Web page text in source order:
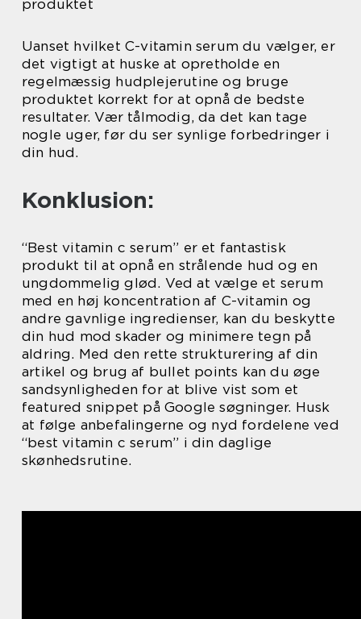
produktet
Uanset hvilket C-vitamin serum du vælger, er
det vigtigt at huske at opretholde en
regelmæssig hudplejerutine og bruge
produktet korrekt for at opnå de bedste
resultater. Vær tålmodig, da det kan tage
nogle uger, før du ser synlige forbedringer i
din hud.
Konklusion:
“Best vitamin c serum” er et fantastisk
produkt til at opnå en strålende hud og en
ungdommelig glød. Ved at vælge et serum
med en høj koncentration af C-vitamin og
andre gavnlige ingredienser, kan du beskytte
din hud mod skader og minimere tegn på
aldring. Med den rette strukturering af din
artikel og brug af bullet points kan du øge
sandsynligheden for at blive vist som et
featured snippet på Google søgninger. Husk
at følge anbefalingerne og nyd fordelene ved
“best vitamin c serum” i din daglige
skønhedsrutine.